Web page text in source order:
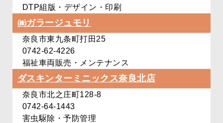
DTP組版・デザイン・印刷
㈱ガラージュモリ
奈良市東九条町打田25
0742-62-4226
福祉車両販売・メンテナンス
ダスキンターミニックス奈良北店
奈良市北之庄町128-8
0742-64-1443
害虫駆除・予防管理